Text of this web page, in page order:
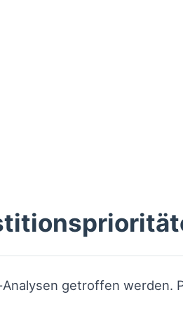
getroffen werden.